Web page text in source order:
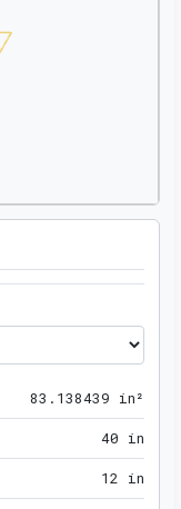
83 . 138439 in²
40 in
12 in